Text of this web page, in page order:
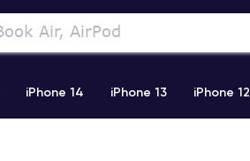
iPhone 14 iPhone 13 iPhone 12